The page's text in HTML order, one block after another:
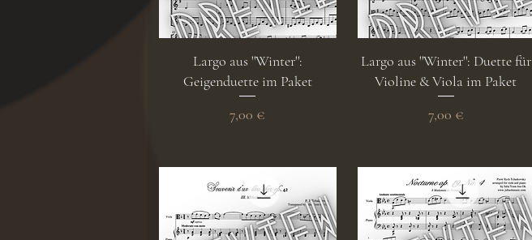
Schnellansicht
Largo aus ''Winter'':
Geigenduette im Paket
Preis
7,00 €
Schnellansicht
Largo aus ''Winter'': Duette für
Violine & Viola im Paket
Preis
7,00 €